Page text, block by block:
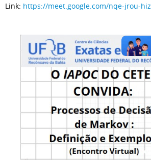
Link: https://meet.google.com/nqe-jrou-hiz